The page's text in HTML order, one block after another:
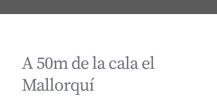
A 50m de la cala el
Mallorquí